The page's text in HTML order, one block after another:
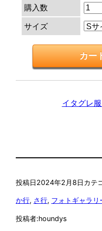
購入数
サイズ
イタグレ
投稿日2024年2月8日カテ
か行, さ行, フォトギャラリ
投稿者:houndys